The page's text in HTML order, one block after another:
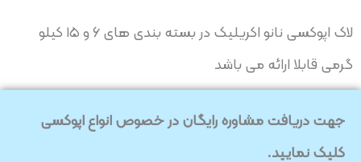
لاک اپوکسی نانو اکریلیک در بسته بندی های ۶ و ۱۵ کیلو
گرمی قابلا ارائه می باشد
جهت دریافت مشاوره رایگان در خصوص انواع اپوکسی
کلیک نمایید.